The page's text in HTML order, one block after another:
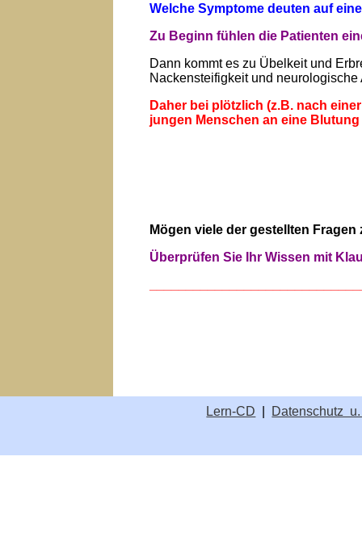
Welche Symptome deuten auf
Zu Beginn fühlen die Patienten
Dann kommt es zu Übelkeit und
Nackensteifigkeit und
Daher bei plötzlich (z.B. nach
jungen Menschen an eine
Mögen viele der gestellten
Überprüfen Sie Ihr Wissen mit
Lern-CD Datenschutz